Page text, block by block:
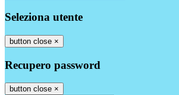
Seleziona utente
button close ×
Recupero password
button close ×